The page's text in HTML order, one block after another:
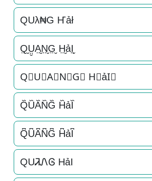
QUλ₦G Ҥảł
Q̤̮Ṳ̮A̤̮N̤̮G̤̮ H̤̮ảI̤̮
Q⃘U⃘A⃘N⃘G⃘ H⃘ảI⃘
Q᷈U᷈A᷈N᷈G᷈ H᷈ảI᷈
Q͆U͆A͆N͆G͆ H͆ảI͆
QUᏘᏁᎶ HảI